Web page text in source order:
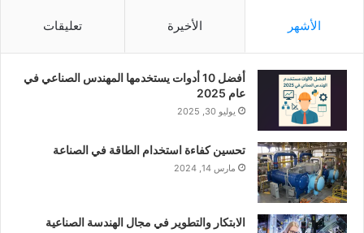
الأشهر الأخيرة تعليقات
أفضل 10 أدوات يستخدمها المهندس الصناعي في
عام 2025
يوليو 30, 2025
تحسين كفاءة استخدام الطاقة في الصناعة
مارس 14, 2024
الابتكار والتطوير في مجال الهندسة الصناعية